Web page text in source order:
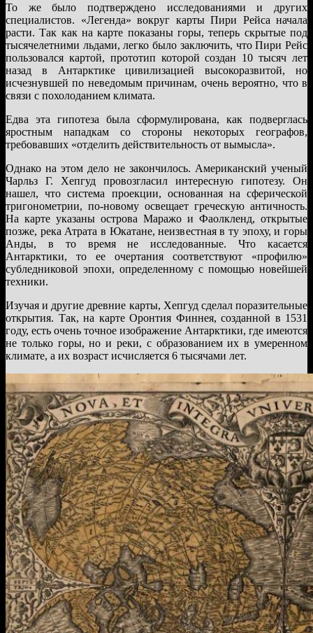
То же было подтверждено исследованиями и других
специалистов. «Легенда» вокруг карты Пири Рейса начала
расти. Так как на карте показаны горы, теперь скрытые под
тысячелетними льдами, легко было заключить, что Пири Рейс
пользовался картой, прототип которой создан 10 тысяч лет
назад в Антарктике цивилизацией высокоразвитой, но
исчезнувшей по неведомым причинам, очень вероятно, что в
связи с похолоданием климата.
Едва эта гипотеза была сформулирована, как подверглась
яростным нападкам со стороны некоторых географов,
требовавших «отделить действительность от вымысла».
Однако на этом дело не закончилось. Американский ученый
Чарльз Г. Хепгуд провозгласил интересную гипотезу. Он
нашел, что система проекции, основанная на сферической
тригонометрии, по-новому освещает греческую античность.
На карте указаны острова Маражо и Фаолкленд, открытые
позже, река Атрата в Юкатане, неизвестная в ту эпоху, и горы
Анды, в то время не исследованные. Что касается
Антарктики, то ее очертания соответствуют «профилю»
субледниковой эпохи, определенному с помощью новейшей
техники.
Изучая и другие древние карты, Хепгуд сделал поразительные
открытия. Так, на карте Оронтия Финнея, созданной в 1531
году, есть очень точное изображение Антарктики, где имеются
не только горы, но и реки, с образованием их в умеренном
климате, а их возраст исчисляется 6 тысячами лет.